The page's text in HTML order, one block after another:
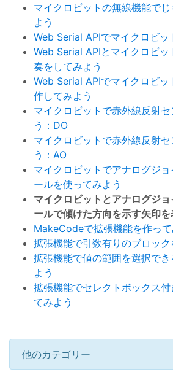
マイクロビットの無線機能で
よう
Web Serial APIでマイクロビッ
Web Serial APIとマイクロビ
奏をしてみよう
Web Serial APIでマイクロビ
作してみよう
マイクロビットで赤外線反射
う：DO
マイクロビットで赤外線反射
う：AO
マイクロビットでアナログジ
ールを使ってみよう
マイクロビットとアナログジ
ールで傾けた方向を示す矢印を
MakeCodeで拡張機能を作って
拡張機能で引数有りのブロック
拡張機能で値の範囲を選択で
よう
拡張機能でセレクトボックス
てみよう
他のカテゴリー